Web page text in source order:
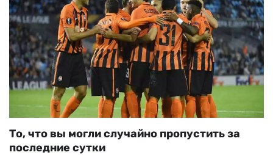
То, что вы могли случайно пропустить за
последние сутки